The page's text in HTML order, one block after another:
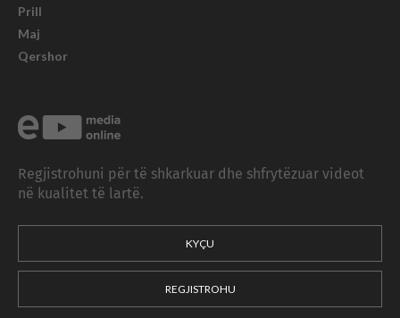
Prill
Maj
Qershor
Regjistrohuni për të shkarkuar dhe shfrytëzuar videot
në kualitet të lartë.
KYÇU
REGJISTROHU